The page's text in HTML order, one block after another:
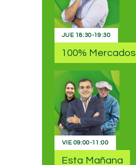
JUE 18:30-19:30
100% Mercados
VIE 09:00-11:00
Esta Mañana